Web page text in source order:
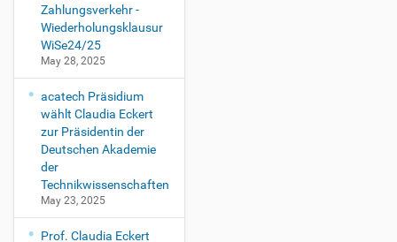
Zahlungsverkehr -
Wiederholungsklausur
WiSe24/25
May 28, 2025
acatech Präsidium
wählt Claudia Eckert
zur Präsidentin der
Deutschen Akademie
der
Technikwissenschaften
May 23, 2025
Prof. Claudia Eckert